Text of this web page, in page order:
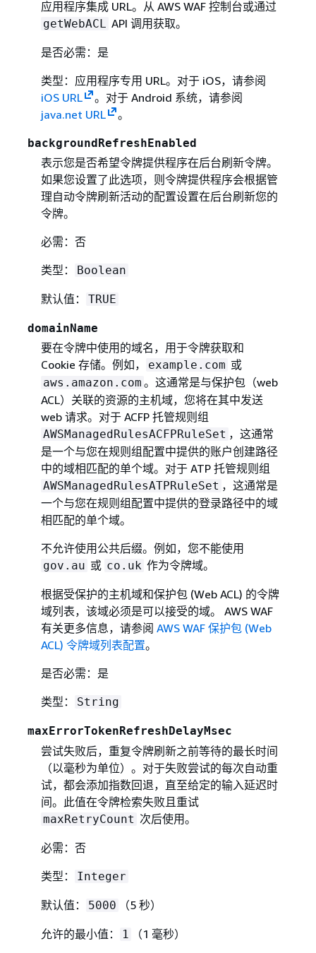
应用程序集成 URL。从 AWS WAF 控制台或通过
getWebACL API 调用获取。
是否必需：是
类型：应用程序专用 URL。对于 iOS，请参阅
iOS URL
。对于 Android 系统，请参阅
java.net URL
。
backgroundRefreshEnabled
表示您是否希望令牌提供程序在后台刷新令牌。
如果您设置了此选项，则令牌提供程序会根据管
理自动令牌刷新活动的配置设置在后台刷新您的
令牌。
必需：否
类型：
Boolean
默认值： TRUE
domainName
要在令牌中使用的域名，用于令牌获取和
Cookie 存储。例如，
example.com 或
aws.amazon.com 。这通常是与保护包（web
ACL）关联的资源的主机域，您将在其中发送
web 请求。对于 ACFP 托管规则组
AWSManagedRulesACFPRuleSet ，这通常
是一个与您在规则组配置中提供的账户创建路径
中的域相匹配的单个域。对于 ATP 托管规则组
AWSManagedRulesATPRuleSet ，这通常是
一个与您在规则组配置中提供的登录路径中的域
相匹配的单个域。
不允许使用公共后缀。例如，您不能使用
gov.au 或 co.uk 作为令牌域。
根据受保护的主机域和保护包 (Web ACL) 的令牌
域列表，该域必须是可以接受的域。 AWS WAF
有关更多信息，请参阅 AWS WAF 保护包 (Web
ACL) 令牌域列表配置。
是否必需：是
类型：
String
maxErrorTokenRefreshDelayMsec
尝试失败后，重复令牌刷新之前等待的最长时间
（以毫秒为单位）。对于失败尝试的每次自动重
试，都会添加指数回退，直至给定的输入延迟时
间。此值在令牌检索失败且重试
maxRetryCount 次后使用。
必需：否
类型：
Integer
默认值： 5000 （5 秒）
允许的最小值： 1 （1 毫秒）